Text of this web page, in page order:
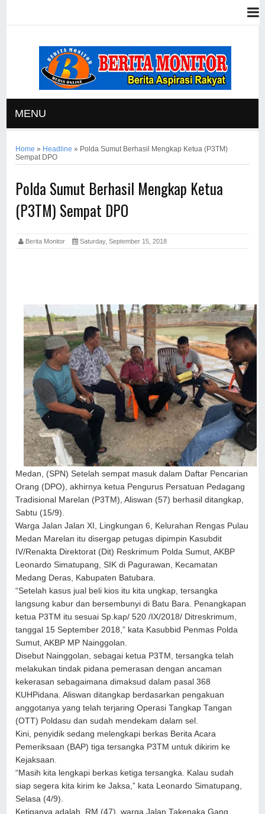
MENU
Home » Headline » Polda Sumut Berhasil Mengkap Ketua (P3TM)
Sempat DPO
Polda Sumut Berhasil Mengkap Ketua
(P3TM) Sempat DPO
Berita Monitor Saturday, September 15, 2018
Medan, (SPN) Setelah sempat masuk dalam Daftar Pencarian
Orang (DPO), akhirnya ketua Pengurus Persatuan Pedagang
Tradisional Marelan (P3TM), Aliswan (57) berhasil ditangkap,
Sabtu (15/9).
Warga Jalan Jalan XI, Lingkungan 6, Kelurahan Rengas Pulau
Medan Marelan itu disergap petugas dipimpin Kasubdit
IV/Renakta Direktorat (Dit) Reskrimum Polda Sumut, AKBP
Leonardo Simatupang, SIK di Pagurawan, Kecamatan
Medang Deras, Kabupaten Batubara.
“Setelah kasus jual beli kios itu kita ungkap, tersangka
langsung kabur dan bersembunyi di Batu Bara. Penangkapan
ketua P3TM itu sesuai Sp.kap/ 520 /IX/2018/ Ditreskrimum,
tanggal 15 September 2018,” kata Kasubbid Penmas Polda
Sumut, AKBP MP Nainggolan.
Disebut Nainggolan, sebagai ketua P3TM, tersangka telah
melakukan tindak pidana pemerasan dengan ancaman
kekerasan sebagaimana dimaksud dalam pasal 368
KUHPidana. Aliswan ditangkap berdasarkan pengakuan
anggotanya yang telah terjaring Operasi Tangkap Tangan
(OTT) Poldasu dan sudah mendekam dalam sel.
Kini, penyidik sedang melengkapi berkas Berita Acara
Pemeriksaan (BAP) tiga tersangka P3TM untuk dikirim ke
Kejaksaan.
“Masih kita lengkapi berkas ketiga tersangka. Kalau sudah
siap segera kita kirim ke Jaksa,” kata Leonardo Simatupang,
Selasa (4/9).
Ketiganya adalah, RM (47), warga Jalan Takenaka Gang